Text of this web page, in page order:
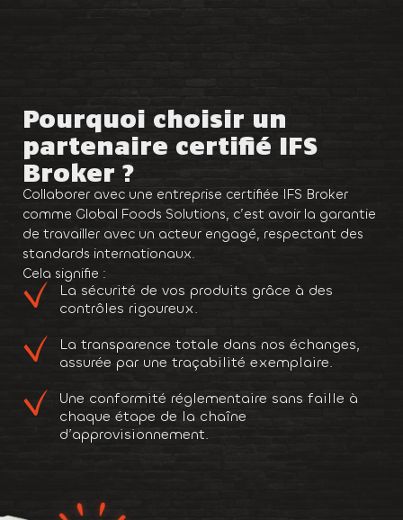
Pourquoi choisir un
partenaire certifié IFS
Broker ?
Collaborer avec une entreprise certifiée IFS Broker
comme Global Foods Solutions, c’est avoir la garantie
de travailler avec un acteur engagé, respectant des
standards internationaux.
Cela signifie :
La sécurité de vos produits grâce à des
contrôles rigoureux.
La transparence totale dans nos échanges,
assurée par une traçabilité exemplaire.
Une conformité réglementaire sans faille à
chaque étape de la chaîne
d’approvisionnement.